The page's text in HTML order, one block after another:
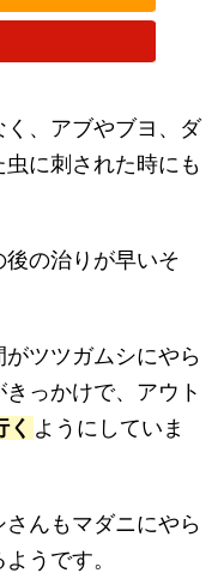
、アブやブヨ、ダ
に刺された時にも
の治りが早いそ
ツツガムシにやら
っかけで、アウト
く ようにしていま
さんもマダニにやら
うです。